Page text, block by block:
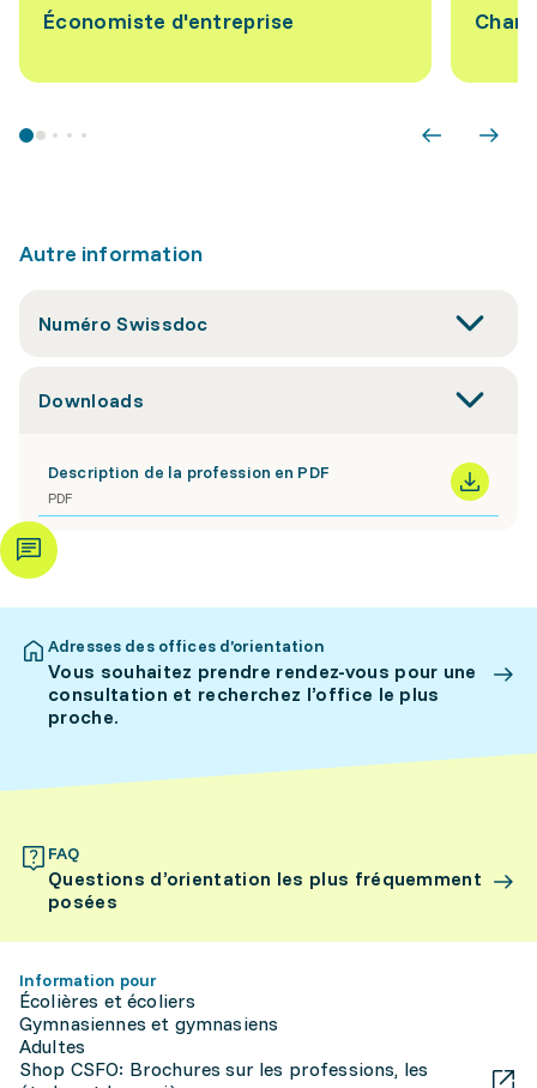
Économiste d'entreprise
Autre information
Numéro Swissdoc
Downloads
Description de la profession en PDF
PDF
Adresses des offices d’orientation
Vous souhaitez prendre rendez-vous pour une
consultation et recherchez l’office le plus
proche.
FAQ
Questions d’orientation les plus fréquemment
posées
Information pour
Écolières et écoliers
Gymnasiennes et gymnasiens
Adultes
Shop CSFO: Brochures sur les professions, les